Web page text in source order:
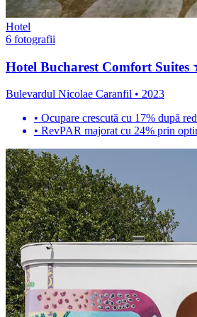
Hotel
6 fotografii
Hotel Bucharest Comfort
Bulevardul Nicolae Caranfil • 2023
• Ocupare crescută cu 17% după
• RevPAR majorat cu 24% prin